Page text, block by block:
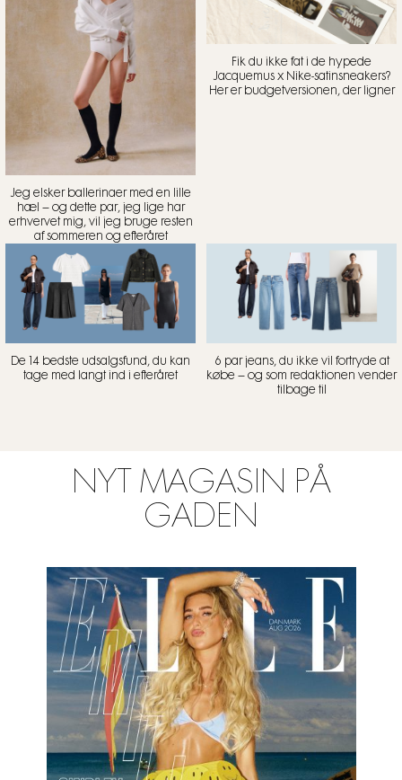
Jeg elsker ballerinaer med en lille
hæl – og dette par, jeg lige har
erhvervet mig, vil jeg bruge resten
af sommeren og efteråret
Fik du ikke fat i de hypede
Jacquemus x Nike-satinsneakers?
Her er budgetversionen, der ligner
De 14 bedste udsalgsfund, du kan
tage med langt ind i efteråret
6 par jeans, du ikke vil fortryde at
købe – og som redaktionen vender
tilbage til
NYT MAGASIN PÅ
GADEN